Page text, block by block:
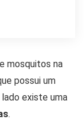
mosquitos na
possui um
lado existe uma
.